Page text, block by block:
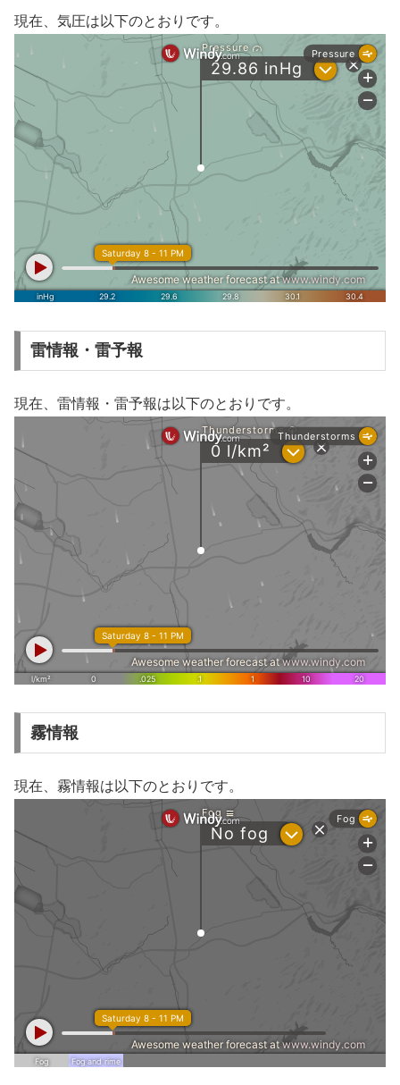
現在、気圧は以下のとおりです。
雷情報・雷予報
現在、雷情報・雷予報は以下のとおりです。
霧情報
現在、霧情報は以下のとおりです。